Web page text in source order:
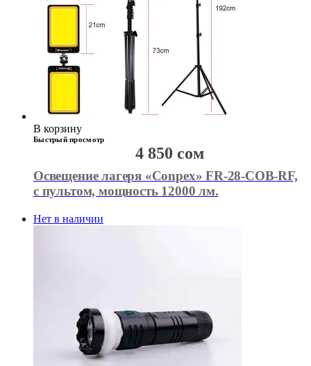
В корзину
Быстрый просмотр
Освещение лагеря «Conpex» FR-28-COB-RF,
с пультом, мощность 12000 лм.
4 850 сом
Нет в наличии